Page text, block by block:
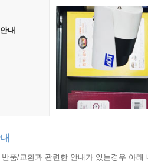
내
품/교환과 관련한 안내가 있는경우 아